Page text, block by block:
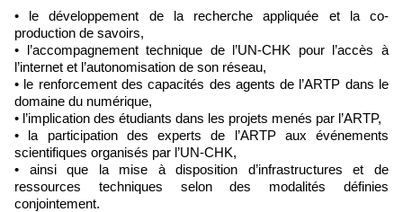
• le développement de la recherche appliquée et la co-
production de savoirs,
• l’accompagnement technique de l’UN-CHK pour l’accès à
l’internet et l’autonomisation de son réseau,
• le renforcement des capacités des agents de l’ARTP dans le
domaine du numérique,
• l’implication des étudiants dans les projets menés par l’ARTP,
• la participation des experts de l’ARTP aux événements
scientifiques organisés par l’UN-CHK,
• ainsi que la mise à disposition d’infrastructures et de
ressources techniques selon des modalités définies
conjointement.